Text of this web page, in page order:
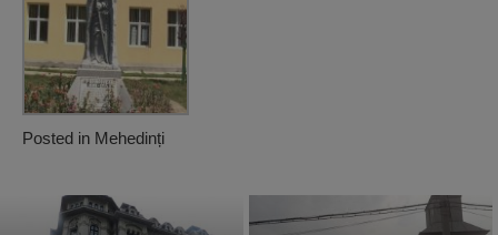
Posted in Mehedinți